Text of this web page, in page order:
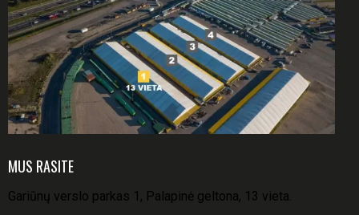
MUS RASITE
Gariūnų verslo parkas 1, Palapinė geltona, 13 vieta.